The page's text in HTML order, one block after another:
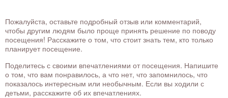
Пожалуйста, оставьте подробный отзыв или комментарий,
чтобы другим людям было проще принять решение по поводу
посещения! Расскажите о том, что стоит знать тем, кто только
планирует посещение.
Поделитесь с своими впечатлениями от посещения. Напишите
о том, что вам понравилось, а что нет, что запомнилось, что
показалось интересным или необычным. Если вы ходили с
детьми, расскажите об их впечатлениях.